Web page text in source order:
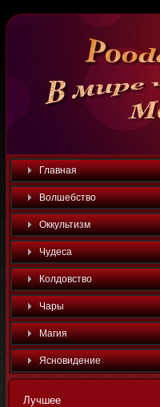
Главная
Волшебство
Оккультизм
Чудеса
Колдовство
Чары
Магия
Яснοвидение
Лучшее